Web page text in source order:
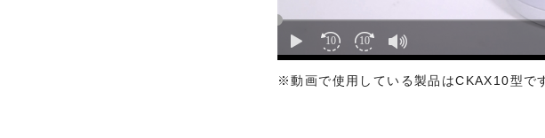
※動画で使用している製品はCKAX10型で